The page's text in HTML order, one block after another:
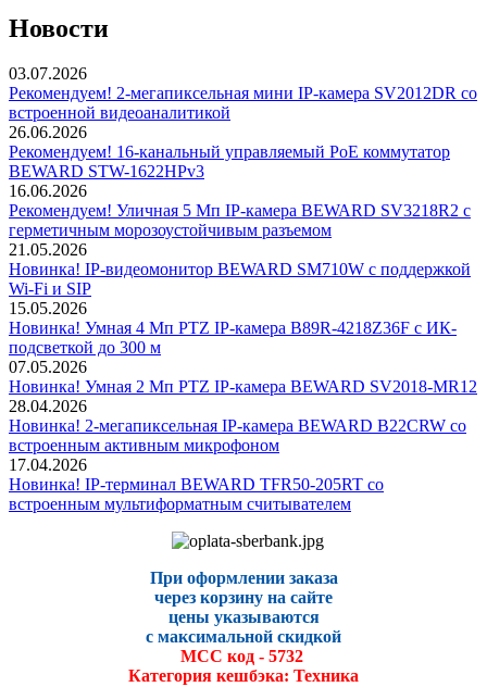
Новости
03.07.2026
Рекомендуем! 2-мегапиксельная мини IP-камера SV2012DR со
встроенной видеоаналитикой
26.06.2026
Рекомендуем! 16-канальный управляемый PoE коммутатор
BEWARD STW-1622HPv3
16.06.2026
Рекомендуем! Уличная 5 Мп IP-камера BEWARD SV3218R2 с
герметичным морозоустойчивым разъемом
21.05.2026
Новинка! IP-видеомонитор BEWARD SM710W с поддержкой
Wi-Fi и SIP
15.05.2026
Новинка! Умная 4 Мп PTZ IP-камера B89R-4218Z36F с ИК-
подсветкой до 300 м
07.05.2026
Новинка! Умная 2 Мп PTZ IP-камера BEWARD SV2018-MR12
28.04.2026
Новинка! 2-мегапиксельная IP-камера BEWARD B22CRW со
встроенным активным микрофоном
17.04.2026
Новинка! IP-терминал BEWARD TFR50-205RT со
встроенным мультиформатным считывателем
При оформлении заказа
через корзину на сайте
цены указываются
с максимальной скидкой
МСС код - 5732
Категория кешбэка: Техника